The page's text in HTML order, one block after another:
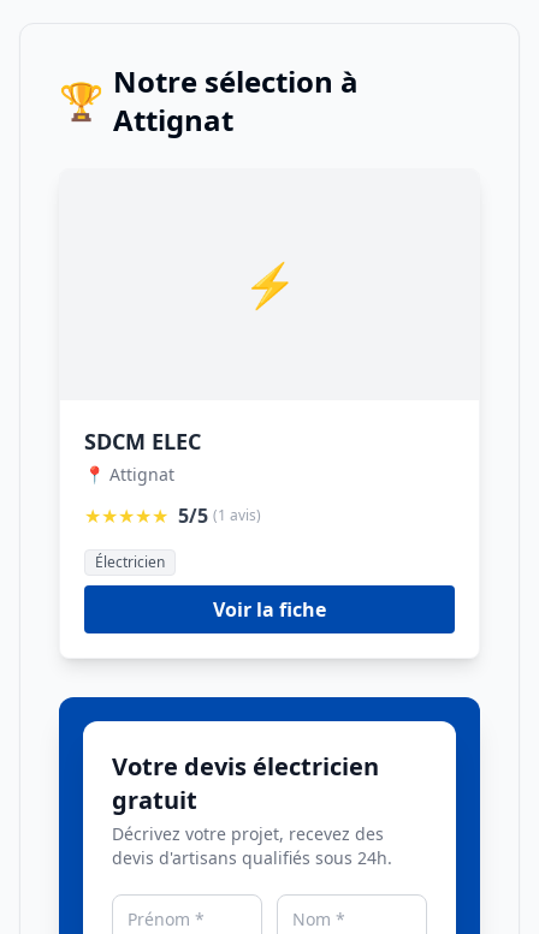
🏆 Notre sélection à
Attignat
⚡
SDCM ELEC
📍 Attignat
★★★★★ 5/5 (1 avis)
Électricien
Voir la fiche
Votre devis électricien
gratuit
Décrivez votre projet, recevez des
devis d'artisans qualifiés sous 24h.